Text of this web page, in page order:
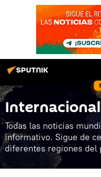
Internacional
Todas las noticias
informativo. Sigue de
diferentes regiones del